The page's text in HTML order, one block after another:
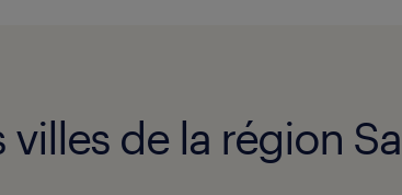
de la région